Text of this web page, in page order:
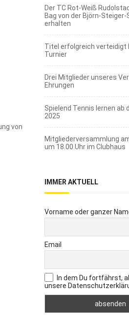
von
Der TC Rot-Weiß
Bag von der Björn-
erhalten
Titel erfolgreich verteidigt
Turnier
Drei Mitglieder unseres
Ehrungen
Spielend Tennis lernen ab
2025
Mitgliederversammlung
um 18.00 Uhr im Clubhaus
IMMER AKTUELL
Vorname oder ganzer
Email
In dem Du fortfährst,
unsere